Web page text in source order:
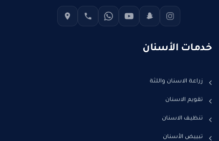
خدمات الأسنان
زراعة الاسنان واللثة
تقويم الاسنان
تنظيف الاسنان
تبييض الأسنان